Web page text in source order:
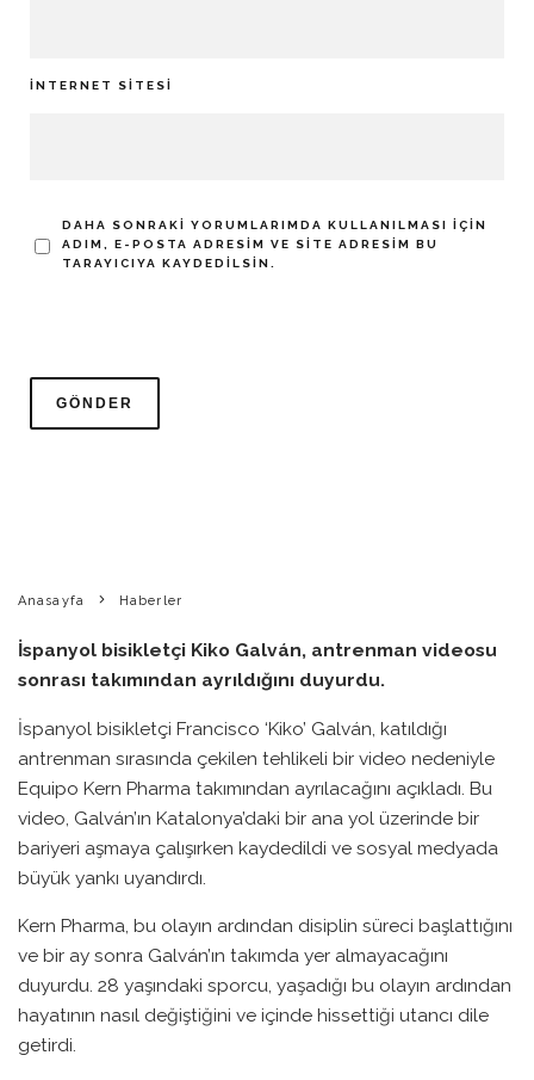
İNTERNET SITESI
DAHA SONRAKI YORUMLARIMDA KULLANILMASI IÇIN
ADIM, E-POSTA ADRESIM VE SITE ADRESIM BU
TARAYICIYA KAYDEDILSIN.
KIKO GALVÁN: HATALARIMIN
Anasayfa Haberler
İspanyol bisikletçi Kiko Galván, antrenman videosu
sonrası takımından ayrıldığını duyurdu.
İspanyol bisikletçi Francisco ‘Kiko’ Galván, katıldığı
antrenman sırasında çekilen tehlikeli bir video nedeniyle
Equipo Kern Pharma takımından ayrılacağını açıkladı. Bu
video, Galván’ın Katalonya’daki bir ana yol üzerinde bir
bariyeri aşmaya çalışırken kaydedildi ve sosyal medyada
büyük yankı uyandırdı.
Kern Pharma, bu olayın ardından disiplin süreci başlattığını
ve bir ay sonra Galván’ın takımda yer almayacağını
duyurdu. 28 yaşındaki sporcu, yaşadığı bu olayın ardından
hayatının nasıl değiştiğini ve içinde hissettiği utancı dile
getirdi.